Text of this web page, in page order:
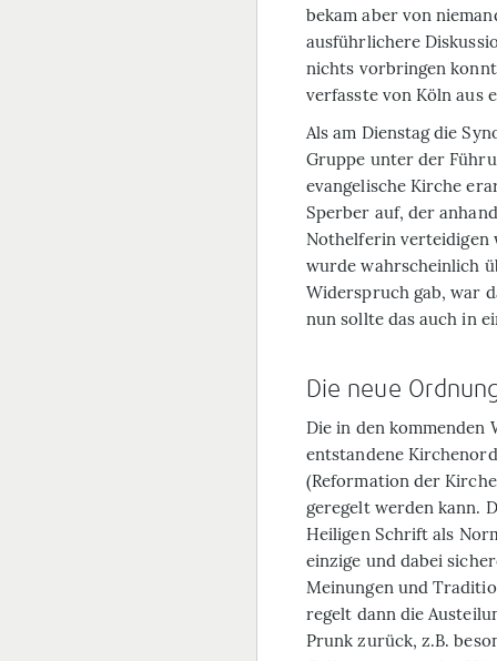
bekam aber von
ausführlichere
nichts vorbringen
verfasste von Köln aus
Als am Dienstag die
Gruppe unter der
evangelische Kirche
Sperber auf, der
Nothelferin verteidigen
wurde wahrscheinlich
Widerspruch gab, war
nun sollte das auch in
Die neue
Die in den kommenden
entstandene
(Reformation der
geregelt werden kann.
Heiligen Schrift als
einzige und dabei
Meinungen und
regelt dann die
Prunk zurück, z.B.